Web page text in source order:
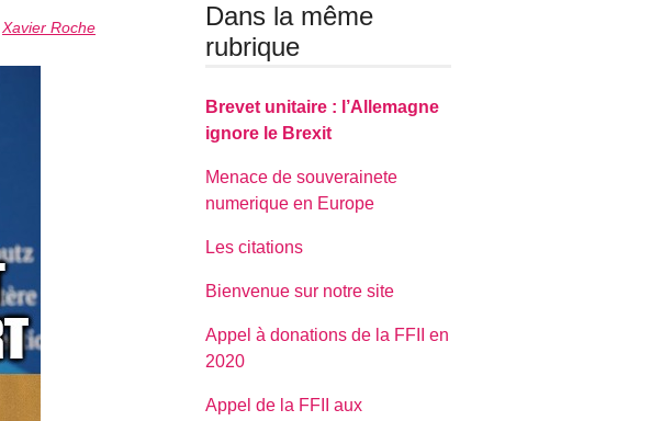
Xavier Roche
Dans la même
rubrique
Brevet unitaire : l’Allemagne
ignore le Brexit
Menace de souverainete
numerique en Europe
Les citations
Bienvenue sur notre site
Appel à donations de la FFII en
2020
Appel de la FFII aux